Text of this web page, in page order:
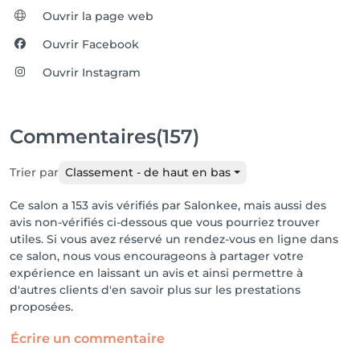
Ouvrir la page web
Ouvrir Facebook
Ouvrir Instagram
Commentaires(157)
Trier par Classement - de haut en bas
Ce salon a 153 avis vérifiés par Salonkee, mais aussi des
avis non-vérifiés ci-dessous que vous pourriez trouver
utiles. Si vous avez réservé un rendez-vous en ligne dans
ce salon, nous vous encourageons à partager votre
expérience en laissant un avis et ainsi permettre à
d'autres clients d'en savoir plus sur les prestations
proposées.
Écrire un commentaire